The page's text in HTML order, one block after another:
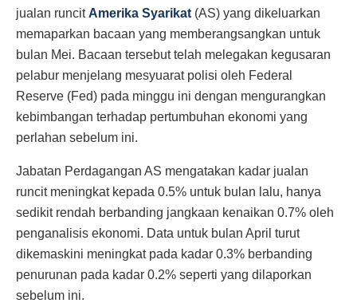
jualan runcit Amerika Syarikat (AS) yang dikeluarkan
memaparkan bacaan yang memberangsangkan untuk
bulan Mei. Bacaan tersebut telah melegakan kegusaran
pelabur menjelang mesyuarat polisi oleh Federal
Reserve (Fed) pada minggu ini dengan mengurangkan
kebimbangan terhadap pertumbuhan ekonomi yang
perlahan sebelum ini.
Jabatan Perdagangan AS mengatakan kadar jualan
runcit meningkat kepada 0.5% untuk bulan lalu, hanya
sedikit rendah berbanding jangkaan kenaikan 0.7% oleh
penganalisis ekonomi. Data untuk bulan April turut
dikemaskini meningkat pada kadar 0.3% berbanding
penurunan pada kadar 0.2% seperti yang dilaporkan
sebelum ini.